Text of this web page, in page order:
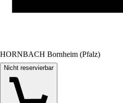
HORNBACH Bornheim (Pfalz)
Nicht reservierbar